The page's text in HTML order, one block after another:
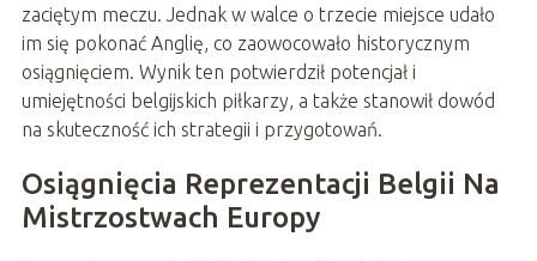
zaciętym meczu. Jednak w walce o trzecie miejsce udało
im się pokonać Anglię, co zaowocowało historycznym
osiągnięciem. Wynik ten potwierdził potencjał i
umiejętności belgijskich piłkarzy, a także stanowił dowód
na skuteczność ich strategii i przygotowań.
Osiągnięcia Reprezentacji Belgii Na
Mistrzostwach Europy